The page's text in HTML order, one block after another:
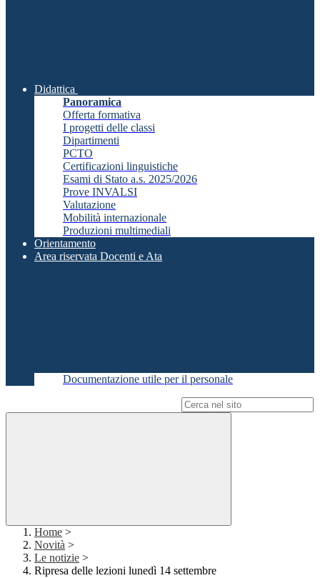
Didattica
Panoramica
Offerta formativa
I progetti delle classi
Dipartimenti
PCTO
Certificazioni linguistiche
Esami di Stato a.s. 2025/2026
Prove INVALSI
Valutazione
Mobilità internazionale
Produzioni multimediali
Orientamento
Area riservata Docenti e Ata
Documentazione utile per il personale
Home >
Novità >
Le notizie >
Ripresa delle lezioni lunedì 14 settembre